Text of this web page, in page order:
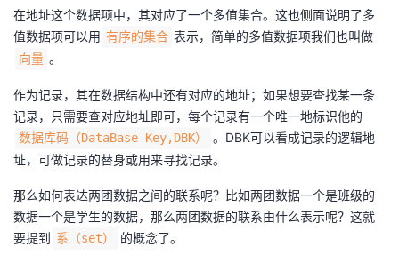
在地址这个数据项中，其对应了一个多值集合。这也侧面说明了多
值数据项可以用 有序的集合 表示，简单的多值数据项我们也叫做
向量 。
作为记录，其在数据结构中还有对应的地址；如果想要查找某一条
记录，只需要查对应地址即可，每个记录有一个唯一地标识他的
数据库码（DataBase Key,DBK）
。DBK可以看成记录的逻辑地
址，可做记录的替身或用来寻找记录。
那么如何表达两团数据之间的联系呢？比如两团数据一个是班级的
数据一个是学生的数据，那么两团数据的联系由什么表示呢？这就
要提到 系（set） 的概念了。